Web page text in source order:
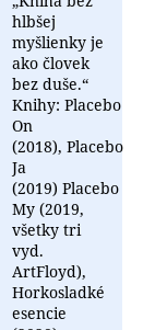
hlbšej
myšlienky je
ako človek
bez duše.“
Knihy: Placebo
On
(2018), Placebo
Ja
(2019) Placebo
My (2019,
všetky tri
vyd.
ArtFloyd),
Horkosladké
esencie